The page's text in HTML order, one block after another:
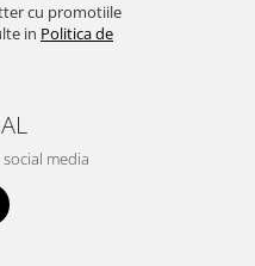
cu promotiile
in Politica de
media